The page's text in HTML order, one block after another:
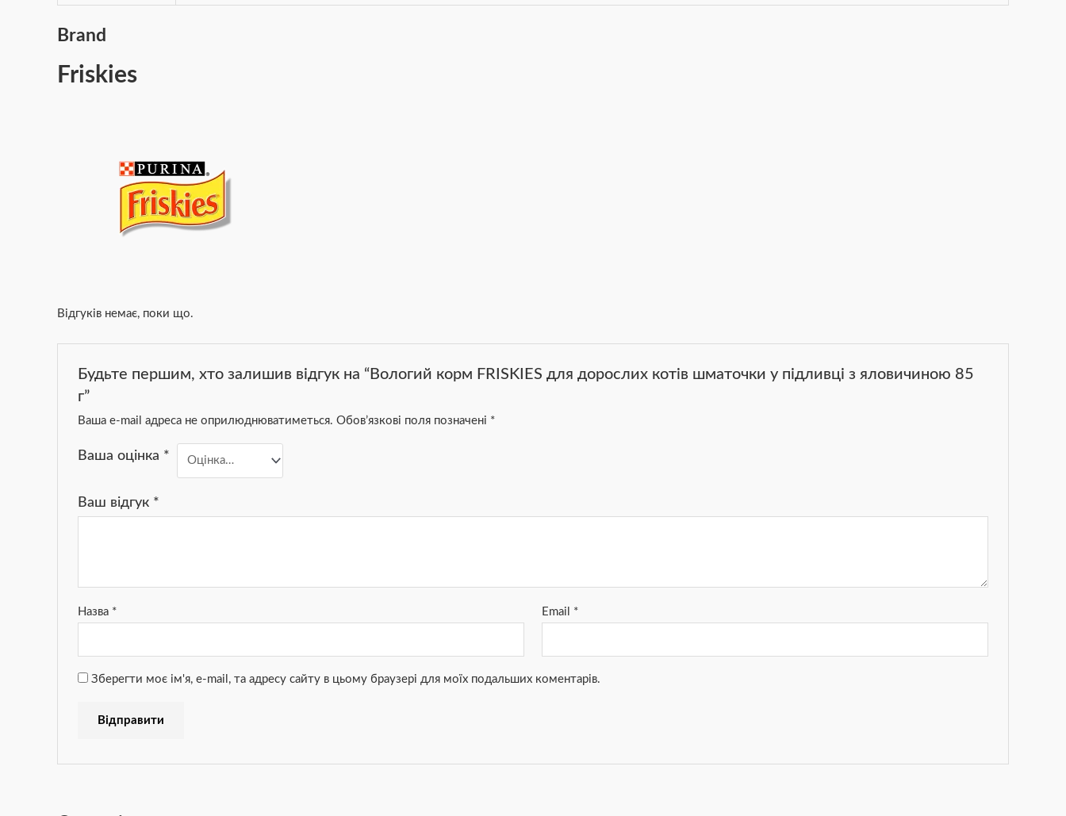
Brand
Friskies
Відгуків немає, поки що.
Будьте першим, хто залишив відгук на “Вологий корм FRISKIES для дорослих котів шматочки у підливці з яловичиною 85
г”
Ваша e-mail адреса не оприлюднюватиметься. Обов’язкові поля позначені *
Ваша оцінка *
Ваш відгук *
Назва * Email *
Зберегти моє ім'я, e-mail, та адресу сайту в цьому браузері для моїх подальших коментарів.